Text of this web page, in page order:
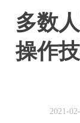
多数
操作
2021-